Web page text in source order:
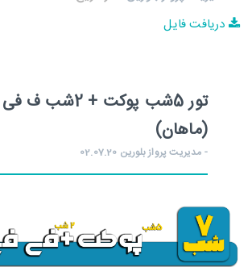
دریافت فایل
تور 5شب پوکت + 2شب ف فی
(ماهان)
- مدیریت پرواز بلورین 02.07.20